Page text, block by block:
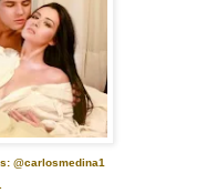
@carlosmedina1